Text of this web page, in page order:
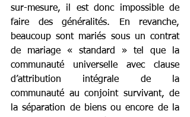
sur-mesure, il est donc impossible de
faire des généralités. En revanche,
beaucoup sont mariés sous un contrat
de mariage « standard » tel que la
communauté universelle avec clause
d’attribution intégrale de la
communauté au conjoint survivant, de
la séparation de biens ou encore de la